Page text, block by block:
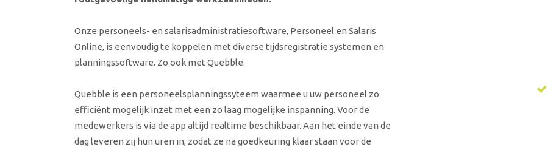
Onze personeels- en salarisadministratiesoftware, Personeel en Salaris
Online, is eenvoudig te koppelen met diverse tijdsregistratie systemen en
planningssoftware. Zo ook met Quebble.
Quebble is een personeelsplanningssyteem waarmee u uw personeel zo
efficiënt mogelijk inzet met een zo laag mogelijke inspanning. Voor de
medewerkers is via de app altijd realtime beschikbaar. Aan het einde van de
dag leveren zij hun uren in, zodat ze na goedkeuring klaar staan voor de